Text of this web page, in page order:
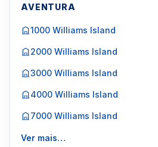
AVENTURA
1000 Williams Island
2000 Williams Island
3000 Williams Island
4000 Williams Island
7000 Williams Island
Ver mais…